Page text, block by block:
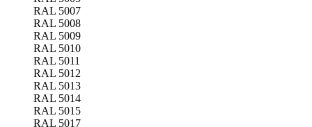
RAL 5007
RAL 5008
RAL 5009
RAL 5010
RAL 5011
RAL 5012
RAL 5013
RAL 5014
RAL 5015
RAL 5017